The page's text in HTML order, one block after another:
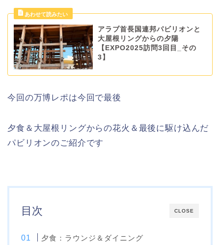
アラブ首長国連邦パビリオンと
大屋根リングからの夕陽
【EXPO2025訪問3回目_その
3】
今回の万博レポは今回で最後
夕食＆大屋根リングからの花火＆最後に駆け込んだ
パビリオンのご紹介です
CLOSE
目次
夕食：ラウンジ＆ダイニング